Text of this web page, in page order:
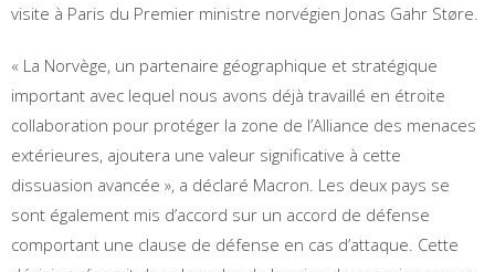
visite à Paris du Premier ministre norvégien Jonas Gahr Støre.
« La Norvège, un partenaire géographique et stratégique
important avec lequel nous avons déjà travaillé en étroite
collaboration pour protéger la zone de l’Alliance des menaces
extérieures, ajoutera une valeur significative à cette
dissuasion avancée », a déclaré Macron. Les deux pays se
sont également mis d’accord sur un accord de défense
comportant une clause de défense en cas d’attaque. Cette